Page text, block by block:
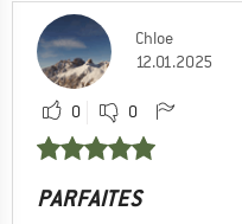
Chloe
12.01.2025
0 0
PARFAITES